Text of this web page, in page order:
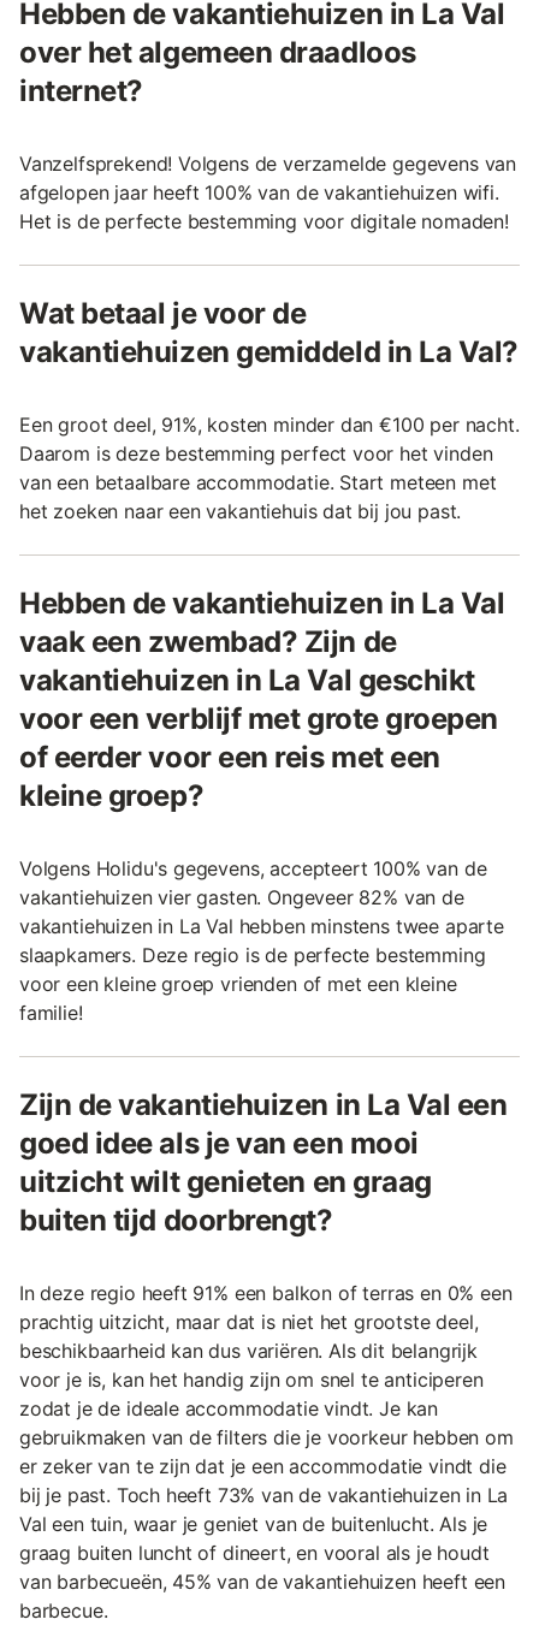
Hebben de vakantiehuizen in La Val
over het algemeen draadloos
internet?
Vanzelfsprekend! Volgens de verzamelde gegevens van
afgelopen jaar heeft 100% van de vakantiehuizen wifi.
Het is de perfecte bestemming voor digitale nomaden!
Wat betaal je voor de
vakantiehuizen gemiddeld in La Val?
Een groot deel, 91%, kosten minder dan €100 per nacht.
Daarom is deze bestemming perfect voor het vinden
van een betaalbare accommodatie. Start meteen met
het zoeken naar een vakantiehuis dat bij jou past.
Hebben de vakantiehuizen in La Val
vaak een zwembad? Zijn de
vakantiehuizen in La Val geschikt
voor een verblijf met grote groepen
of eerder voor een reis met een
kleine groep?
Volgens Holidu's gegevens, accepteert 100% van de
vakantiehuizen vier gasten. Ongeveer 82% van de
vakantiehuizen in La Val hebben minstens twee aparte
slaapkamers. Deze regio is de perfecte bestemming
voor een kleine groep vrienden of met een kleine
familie!
Zijn de vakantiehuizen in La Val een
goed idee als je van een mooi
uitzicht wilt genieten en graag
buiten tijd doorbrengt?
In deze regio heeft 91% een balkon of terras en 0% een
prachtig uitzicht, maar dat is niet het grootste deel,
beschikbaarheid kan dus variëren. Als dit belangrijk
voor je is, kan het handig zijn om snel te anticiperen
zodat je de ideale accommodatie vindt. Je kan
gebruikmaken van de filters die je voorkeur hebben om
er zeker van te zijn dat je een accommodatie vindt die
bij je past. Toch heeft 73% van de vakantiehuizen in La
Val een tuin, waar je geniet van de buitenlucht. Als je
graag buiten luncht of dineert, en vooral als je houdt
van barbecueën, 45% van de vakantiehuizen heeft een
barbecue.